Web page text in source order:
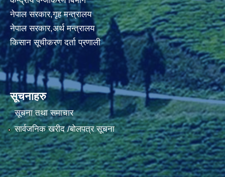
नेपाल सरकार,गृह मन्त्रालय
नेपाल सरकार,अर्थ मन्त्रालय
किसान सूचीकरण दर्ता प्रणाली
सूचनाहरु
सूचना तथा समाचार
सार्वजनिक खरीद /बोलपत्र सूचना